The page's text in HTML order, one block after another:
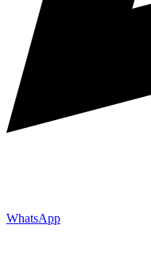
WhatsApp